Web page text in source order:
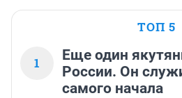
ТОП 5
1
Еще один
России. Он
самого начала